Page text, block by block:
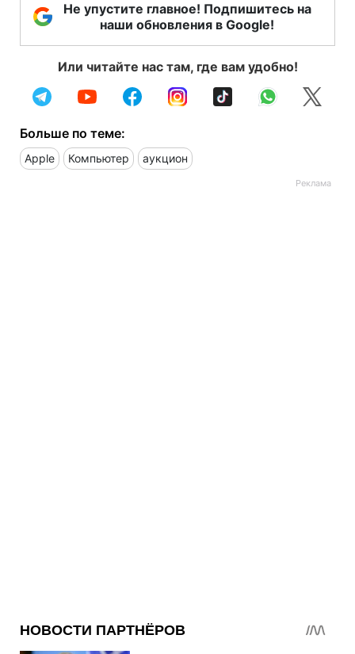
Не упустите главное! Подпишитесь на
наши обновления в Google!
Или читайте нас там, где вам удобно!
Больше по теме:
Apple Компьютер аукцион